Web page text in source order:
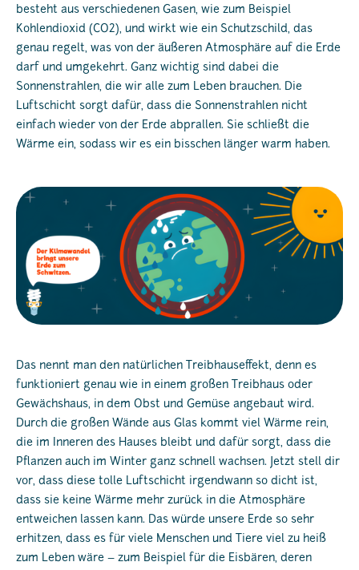
besteht aus verschiedenen Gasen, wie zum Beispiel
Kohlendioxid (CO2), und wirkt wie ein Schutzschild, das
genau regelt, was von der äußeren Atmosphäre auf die Erde
darf und umgekehrt. Ganz wichtig sind dabei die
Sonnenstrahlen, die wir alle zum Leben brauchen. Die
Luftschicht sorgt dafür, dass die Sonnenstrahlen nicht
einfach wieder von der Erde abprallen. Sie schließt die
Wärme ein, sodass wir es ein bisschen länger warm haben.
Das nennt man den natürlichen Treibhauseffekt, denn es
funktioniert genau wie in einem großen Treibhaus oder
Gewächshaus, in dem Obst und Gemüse angebaut wird.
Durch die großen Wände aus Glas kommt viel Wärme rein,
die im Inneren des Hauses bleibt und dafür sorgt, dass die
Pflanzen auch im Winter ganz schnell wachsen. Jetzt stell dir
vor, dass diese tolle Luftschicht irgendwann so dicht ist,
dass sie keine Wärme mehr zurück in die Atmosphäre
entweichen lassen kann. Das würde unsere Erde so sehr
erhitzen, dass es für viele Menschen und Tiere viel zu heiß
zum Leben wäre – zum Beispiel für die Eisbären, deren